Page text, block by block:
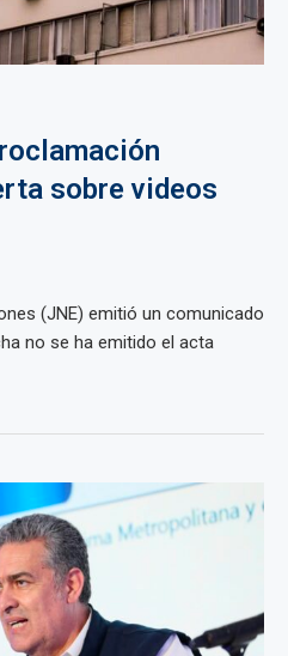
sobre videos
(JNE) emitió un comunicado
no se ha emitido el acta